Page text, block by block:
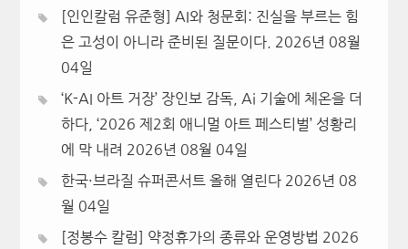
[인인칼럼 유준형] AI와 청문회: 진실을 부르는 힘
은 고성이 아니라 준비된 질문이다.
2026년 08월
04일
‘K-AI 아트 거장’ 장인보 감독, Ai 기술에 체온을 더
하다, ‘2026 제2회 애니멀 아트 페스티벌’ 성황리
에 막 내려 2026년 08월 04일
한국·브라질 슈퍼콘서트 올해 열린다 2026년 08
월 04일
[정봉수 칼럼] 약정휴가의 종류와 운영방법 2026